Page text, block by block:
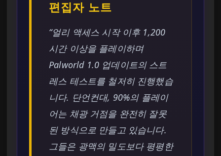
편집자 노트
“얼리 액세스 시작 이후 1,200
시간 이상을 플레이하며
Palworld 1.0 업데이트의 스트
레스 테스트를 철저히 진행했습
니다. 단언컨대, 90%의 플레이
어는 채광 거점을 완전히 잘못
된 방식으로 만들고 있습니다.
그들은 광맥의 밀도보다 평평한